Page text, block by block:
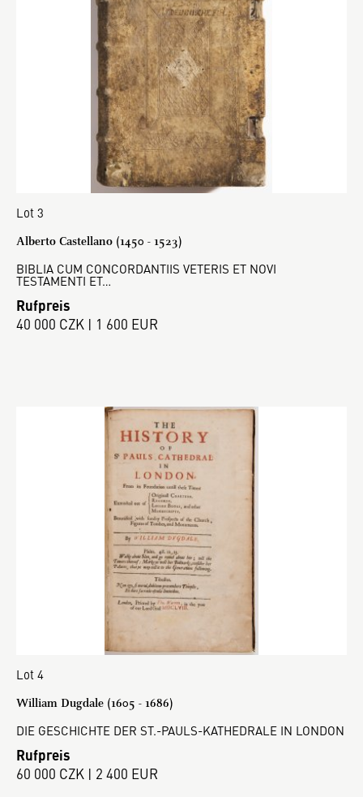
Lot 3
Alberto Castellano (1450 - 1523)
BIBLIA CUM CONCORDANTIIS VETERIS ET NOVI
TESTAMENTI ET…
Rufpreis
40 000 CZK | 1 600 EUR
Lot 4
William Dugdale (1605 - 1686)
DIE GESCHICHTE DER ST.-PAULS-KATHEDRALE IN LONDON
Rufpreis
60 000 CZK | 2 400 EUR